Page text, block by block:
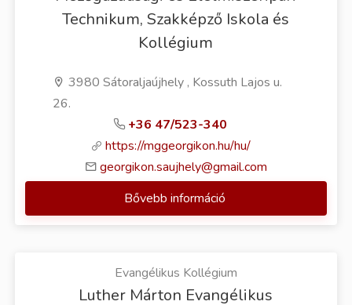
Technikum, Szakképző Iskola és
Kollégium
3980 Sátoraljaújhely , Kossuth Lajos u.
26.
+36 47/523-340
https://mggeorgikon.hu/hu/
georgikon.saujhely@gmail.com
Bővebb információ
Evangélikus Kollégium
Luther Márton Evangélikus